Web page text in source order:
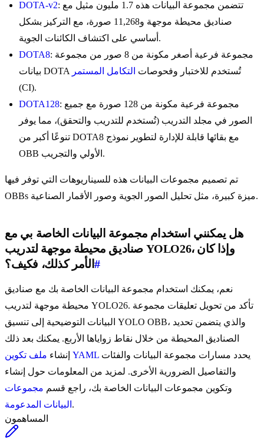
DOTA-v2: تتضمن مجموعة البيانات هذه 1.7 مليون مثيل مع
صناديق محيطة موجهة و11,268 صورة، مع التركيز بشكل
أساسي على اكتشاف الكائنات الجوية.
DOTA8: مجموعة فرعية أصغر مكونة من 8 صور من مجموعة
بيانات DOTA تُستخدم للاختبار وفحوصات التكامل المستمر
(CI).
DOTA128: مجموعة فرعية مكونة من 128 صورة مع جميع
الصور في مجلد التدريب (تُستخدم للتدريب والتحقق)، مما يوفر
تنوعًا أكبر من DOTA8 مع بقائها قابلة للإدارة لتطوير نموذج
OBB الأولي والتجريب.
تم تصميم مجموعات البيانات هذه للسيناريوهات التي توفر فيها
OBBs ميزة كبيرة، مثل تحليل الصور الجوية وصور الأقمار الصناعية.
هل يمكنني استخدام مجموعة البيانات الخاصة بي مع
صناديق محيطة موجهة لتدريب YOLO26، وإذا كان
الأمر كذلك، فكيف؟#
نعم، يمكنك استخدام مجموعة البيانات الخاصة بك مع صناديق
محيطة موجهة لتدريب YOLO26. تأكد من تحويل تعليقات مجموعة
البيانات التوضيحية إلى تنسيق YOLO OBB، والذي يتضمن تحديد
الصناديق المحيطة من خلال نقاط زواياها الأربع. يمكنك بعد ذلك
إنشاء ملف تكوين YAML
والتفاصيل الضرورية الأخرى. لمزيد من المعلومات حول إنشاء
وتكوين مجموعات البيانات الخاصة بك، راجع قسم مجموعات
البيانات المدعومة .
المساهمون